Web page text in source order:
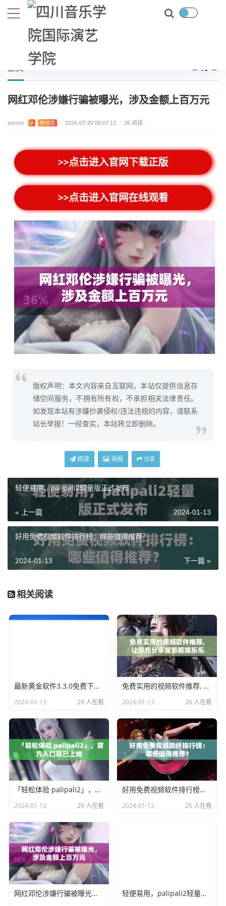
当前位置： 首页 上市新游
正文
网红邓伦涉嫌行骗被曝光，涉及金额上百万元
admin V 管理员 / 2026-07-20 06:07:13 / 26 阅读
>>点击进入官网下载正版
>>点击进入官网在线观看
版权声明：本文内容来自互联网，本站仅提供信息存
储空间服务，不拥有所有权，不承担相关法律责任。
如发现本站有涉嫌抄袭侵权/违法违规的内容，请联系
站长举报！一经查实，本站将立即删除。
阅读 海报 分享
轻便易用，palipali2轻量版正式发布
« 上一篇 2024-01-13
好用免费视频软件排行榜：哪些值得推荐？
下一篇 »
2024-01-13
相关阅读
最新黄金软件3.3.0免费下载与安装攻略
2024-01-13 28 人在看
免费实用的视频软件推荐, 让您充分享受影视娱乐乐趣
2024-01-13 26 人在看
「轻松体验 palipali2」，官方入口现已上线
2024-01-13 29 人在看
好用免费视频软件排行榜：哪些值得推荐？
2024-01-13 25 人在看
网红邓伦涉嫌行骗被曝光，涉及金额上百万元 轻便易用，palipali2轻量版正式发布